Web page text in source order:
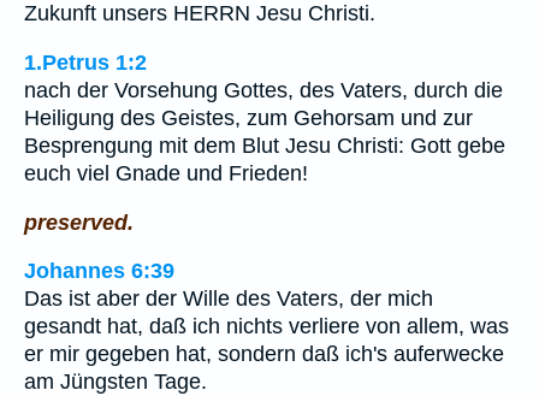
Zukunft unsers HERRN Jesu Christi.
1.Petrus 1:2
nach der Vorsehung Gottes, des Vaters, durch die
Heiligung des Geistes, zum Gehorsam und zur
Besprengung mit dem Blut Jesu Christi: Gott gebe
euch viel Gnade und Frieden!
preserved.
Johannes 6:39
Das ist aber der Wille des Vaters, der mich
gesandt hat, daß ich nichts verliere von allem, was
er mir gegeben hat, sondern daß ich's auferwecke
am Jüngsten Tage.